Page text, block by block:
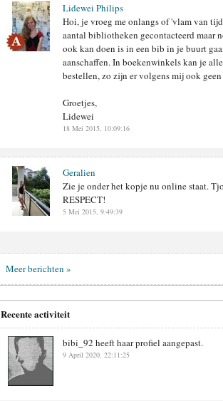
Lidewei Philips
Hoi, je vroeg me onlangs of 'vlam van
aantal bibliotheken gecontacteerd maar
ook kan doen is in een bib in je buurt
aanschaffen. In boekenwinkels kan je
bestellen, zo zijn er volgens mij ook
Groetjes,
Lidewei
18 Mei 2015, 10:09:16
Geralien
Zie je onder het kopje nu online staat.
RESPECT!
5 Mei 2015, 9:49:39
Meer berichten »
Recente activiteit
bibi_92 heeft haar profiel aangepast.
9 April 2020, 22:11:25